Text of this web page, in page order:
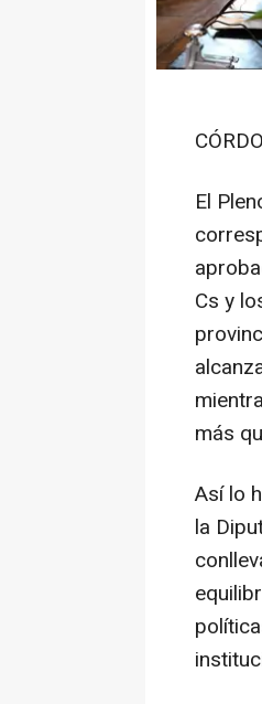
El
Cs y
más
Así lo
la